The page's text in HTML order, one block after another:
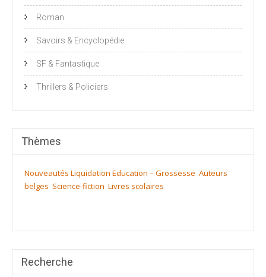
Roman
Savoirs & Encyclopédie
SF & Fantastique
Thrillers & Policiers
Thèmes
Nouveautés Liquidation Education – Grossesse Auteurs
belges Science-fiction Livres scolaires
Recherche